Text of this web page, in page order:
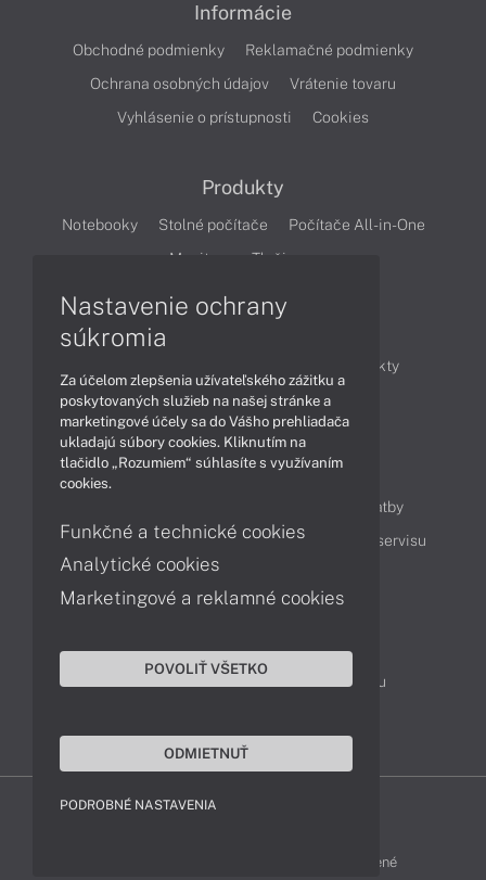
Informácie
Obchodné podmienky
Reklamačné podmienky
Ochrana osobných údajov
Vrátenie tovaru
Vyhlásenie o prístupnosti
Cookies
Produkty
Notebooky Stolné počítače
Počítače All-in-One
Monitory
Tlačiarne
Produkty
Technológie
Videá
Obsah
Možnosti doručenia a platby
Podpora a servis
Servisné služby Cenník servisu
Kontakty
043 4224 771
Obchodné oddelenie
Reklamácia tovaru
HP-SHOP © 2012 - 2026 Všetky práva vyhradené
Nastavenie ochrany
súkromia
Za účelom zlepšenia užívateľského zážitku a
poskytovaných služieb na našej stránke a
marketingové účely sa do Vášho prehliadača
ukladajú súbory cookies. Kliknutím na
tlačidlo „Rozumiem“ súhlasíte s využívaním
cookies.
Funkčné a technické cookies
Analytické cookies
Marketingové a reklamné cookies
POVOLIŤ VŠETKO
ODMIETNUŤ
PODROBNÉ NASTAVENIA